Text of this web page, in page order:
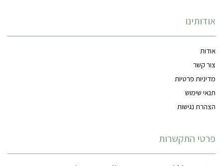
אודותינו
אודות
צור קשר
מדיניות פרטיות
תנאי שימוש
הצהרת נגישות
פרטי התקשרות